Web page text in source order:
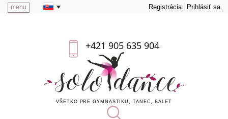
menu Registrácia Prihlásiť sa
+421 905 635 904
VŠETKO PRE GYMNASTIKU, TANEC, BALET